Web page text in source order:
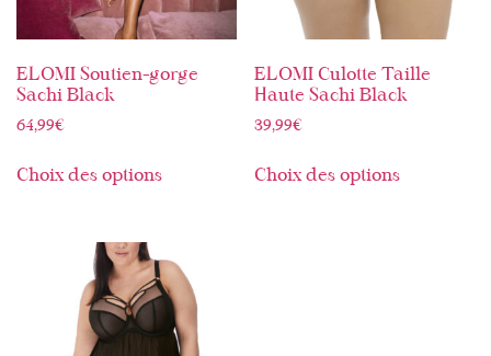
ELOMI Soutien-gorge
Sachi Black
64,99€
Choix des options
ELOMI Culotte Taille
Haute Sachi Black
39,99€
Choix des options